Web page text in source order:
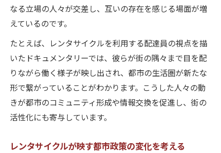
なる立場の人々が交差し、互いの存在を感じる場面が増
えているのです。
たとえば、レンタサイクルを利用する配達員の視点を描
いたドキュメンタリーでは、彼らが街の隅々まで目を配
りながら働く様子が映し出され、都市の生活圏が新たな
形で繋がっていることがわかります。こうした人々の動
きが都市のコミュニティ形成や情報交換を促進し、街の
活性化にも寄与しています。
レンタサイクルが映す都市政策の変化を考える